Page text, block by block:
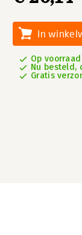
In
Op voorraad
Nu besteld,
Gratis